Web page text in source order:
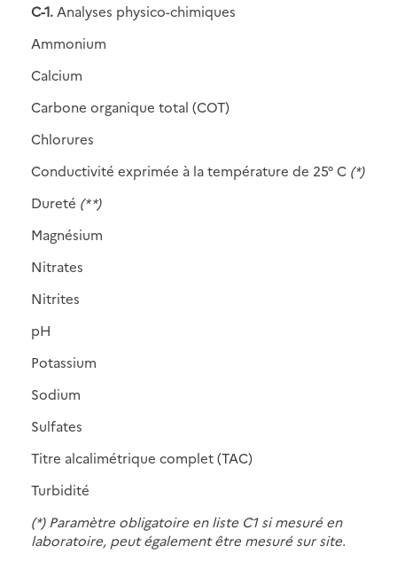
C-1. Analyses physico-chimiques
Ammonium
Calcium
Carbone organique total (COT)
Chlorures
Conductivité exprimée à la température de 25° C (*)
Dureté (* *)
Magnésium
Nitrates
Nitrites
pH
Potassium
Sodium
Sulfates
Titre alcalimétrique complet (TAC)
Turbidité
(*) Paramètre obligatoire en liste C1 si mesuré en
laboratoire, peut également être mesuré sur site.